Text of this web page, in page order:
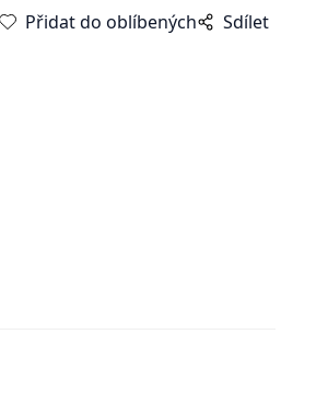
Přidat do oblíbených Sdílet